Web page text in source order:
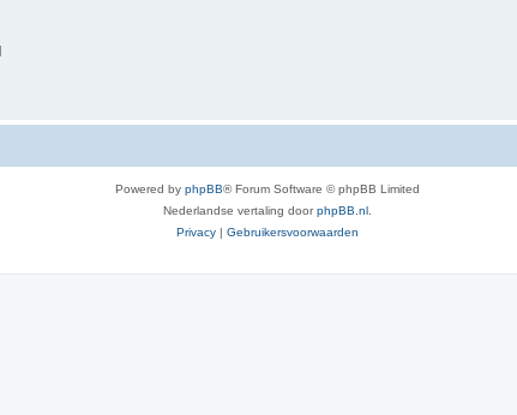
Powered by phpBB® Forum Software © phpBB Limited
Nederlandse vertaling doorphpBB.nl
Privacy | Gebruikersvoorwaarden